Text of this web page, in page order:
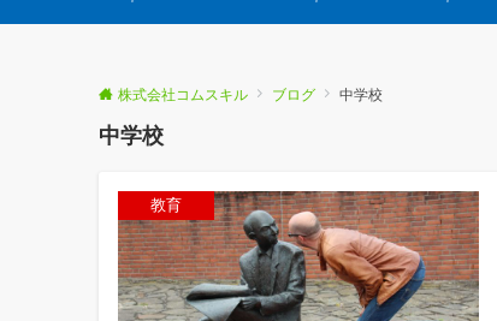
株式会社コムスキル ブログ 中学校
中学校
教育